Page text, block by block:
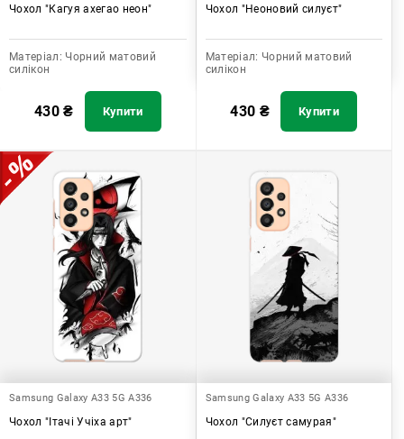
Чохол "Кагуя ахегао неон"
Матеріал: Чорний матовий
силікон
430₴ Купити
Чохол "Неоновий силуєт"
Матеріал: Чорний матовий
силікон
430 ₴ Купити
Samsung Galaxy A33 5G A336
Чохол "Ітачі Учіха арт"
Samsung Galaxy A33 5G A336
Чохол "Силуєт самурая"